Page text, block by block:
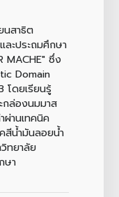
นสาธิต
ละประถมศึกษา
MACHE" ซึ่ง
Domain
โดยเรียนรู้
กล่องนมมาส
ผ่านเทคนิค
สีน้ำมันลอยน้ำ
ทยาลัย
ษา